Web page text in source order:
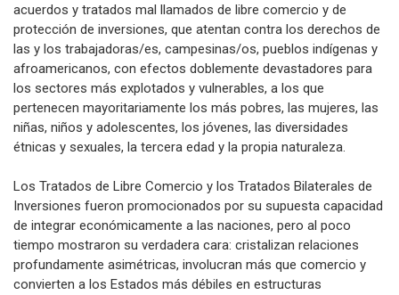
acuerdos y tratados mal llamados de libre comercio y de
protección de inversiones, que atentan contra los derechos de
las y los trabajadoras/es, campesinas/os, pueblos indígenas y
afroamericanos, con efectos doblemente devastadores para
los sectores más explotados y vulnerables, a los que
pertenecen mayoritariamente los más pobres, las mujeres, las
niñas, niños y adolescentes, los jóvenes, las diversidades
étnicas y sexuales, la tercera edad y la propia naturaleza.
Los Tratados de Libre Comercio y los Tratados Bilaterales de
Inversiones fueron promocionados por su supuesta capacidad
de integrar económicamente a las naciones, pero al poco
tiempo mostraron su verdadera cara: cristalizan relaciones
profundamente asimétricas, involucran más que comercio y
convierten a los Estados más débiles en estructuras